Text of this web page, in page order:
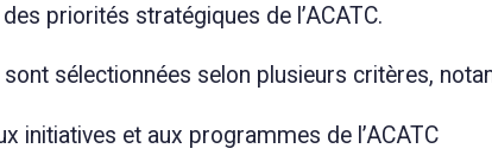
priorités stratégiques de l’ACATC.
sélectionnées selon plusieurs critères,
initiatives et aux programmes de l’ACATC